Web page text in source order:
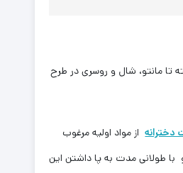
مانتو، شال و روسری در طرح
از مواد اولیه مرغوب
طولانی مدت به پا داشتن این